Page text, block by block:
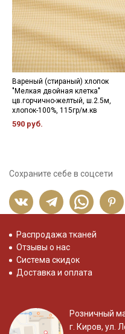
Вареный (стираный) хлопок
"Мелкая двойная клетка"
цв.горчично-желтый, ш.2.5м,
хлопок-100%, 115гр/м.кв
590 руб.
Сохраните себе в соцсети
Распродажа тканей
Отзывы о нас
Система скидок
Доставка и оплата
Розничный
г. Киров, ул.